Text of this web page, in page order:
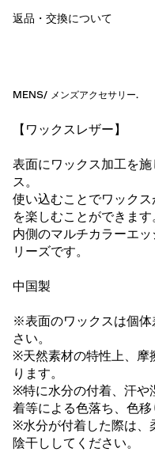
返品・交換について
MENS/ メンズアクセサリー.
【ワックスレザー】
表面にワックス加工を
ス。
使い込むことでワック
を楽しむことができます
内側のマルチカラーエ
リーズです。
中国製
※表面のワックスは個
さい。
※天然素材の特性上、摩
ります。
※特に水分の付着、汗や
着等による色落ち、色移
※水分が付着した際は、
陰干ししてください。